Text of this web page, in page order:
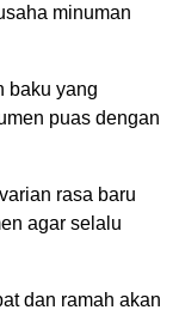
minuman
baku yang
puas dengan
rasa baru
agar selalu
dan ramah akan